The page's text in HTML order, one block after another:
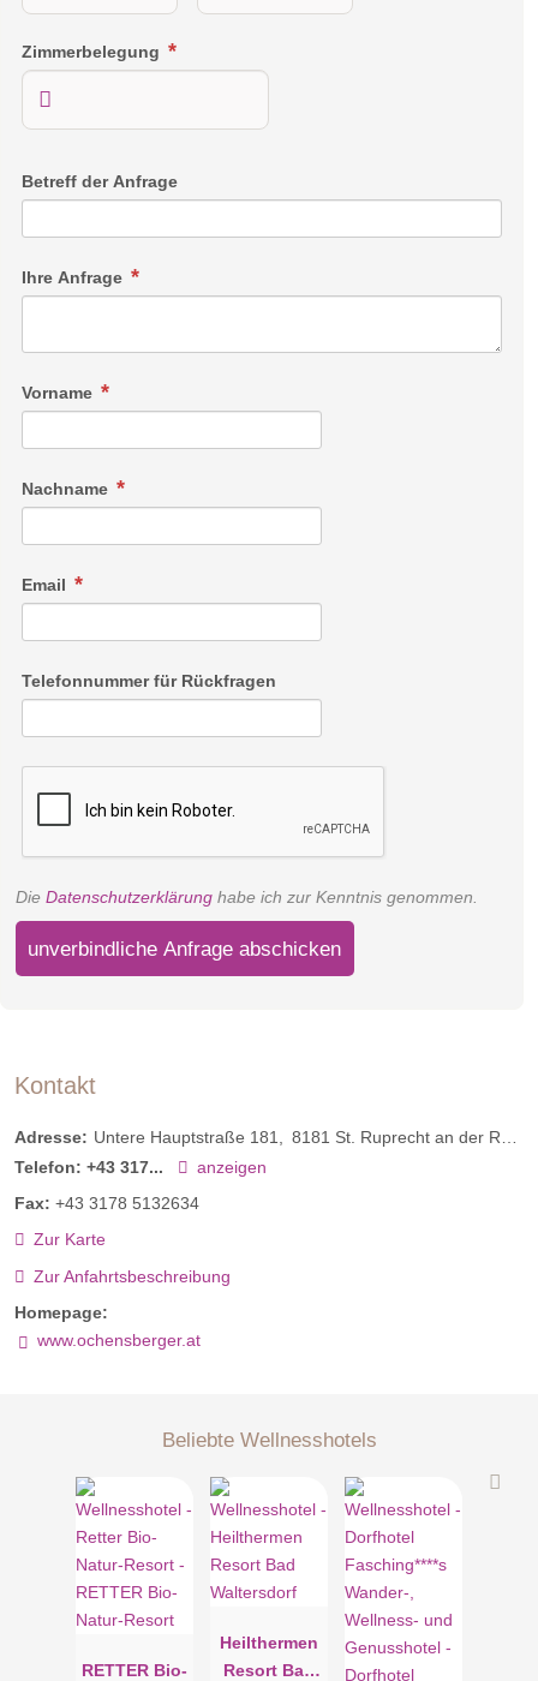
Zimmerbelegung
Betreff der Anfrage
Ihre Anfrage
Vorname
Nachname
Email
Telefonnummer für Rückfragen
Die Datenschutzerklärung habe ich zur Kenntnis genommen.
unverbindliche Anfrage abschicken
Kontakt
Adresse: Untere Hauptstraße 181 8181 St. Ruprecht an der Raab
Telefon: +43 317...
anzeigen
Fax: +43 3178 5132634
Zur Karte
Zur Anfahrtsbeschreibung
Homepage:
www.ochensberger.at
Beliebte Wellnesshotels
RETTER Bio-
Heilthermen
Resort Bad